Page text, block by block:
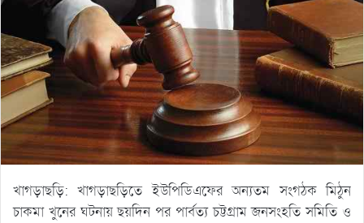
খাগড়াছড়ি: খাগড়াছড়িতে ইউপিডিএফের অন্যতম সংগঠক মিঠুন
চাকমা খুনের ঘটনায় ছয়দিন পর পার্বত্য চট্টগ্রাম জনসংহতি সমিতি ও